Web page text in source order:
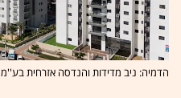
הדמיה: ניב מדידות והנדסה אזרחית בע''מ